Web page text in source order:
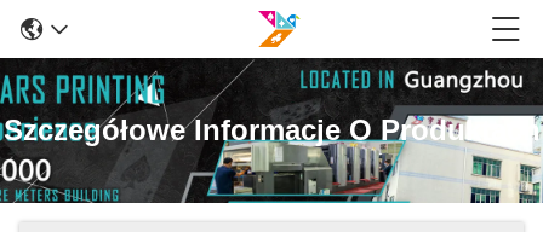
Szczegółowe Informacje O Produktach